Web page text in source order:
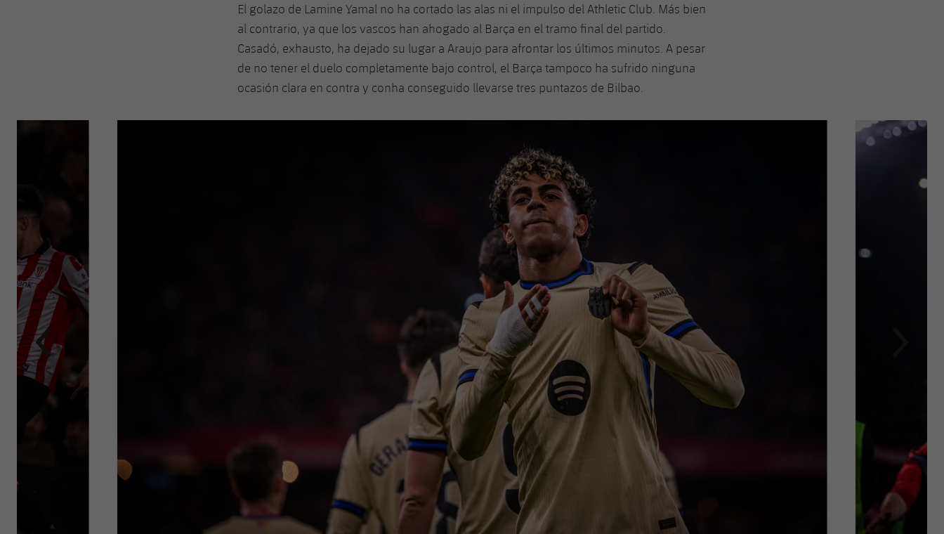
El golazo de Lamine Yamal no ha cortado las alas ni el impulso del Athletic Club. Más bien
al contrario, ya que los vascos han ahogado al Barça en el tramo final del partido.
Casadó, exhausto, ha dejado su lugar a Araujo para afrontar los últimos minutos. A pesar
de no tener el duelo completamente bajo control, el Barça tampoco ha sufrido ninguna
ocasión clara en contra y conha conseguido llevarse tres puntazos de Bilbao.
Siguiente